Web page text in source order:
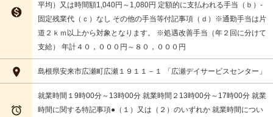

平均）又は時間額1,040円～1,080円 定額的に支払われる手当（ｂ）-
固定残業代（ｃ）なし その他の手当等付記事項（ｄ）※通勤手当は片
道２ｋｍ以上から対象となります。 ※処遇改善手当（年２回に分けて
支給） 年計４０，０００円～８０，０００円
 島根県安来市広瀬町広瀬１９１１－１ 「広瀬デイサービスセンター」

就業時間１9時00分～13時00分 就業時間２13時00分～17時00分 就業
時間に関する特記事項●（１）又は（２）のいずれか 就業時間につい